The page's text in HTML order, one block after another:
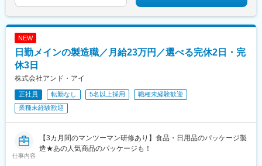
NEW
日勤メインの製造職／月給23万円／選べる完休2日・完
休3日
株式会社アンド・アイ
正社員 転勤なし 5名以上採用
職種未経験歓迎
業種未経験歓迎
仕事内容
【3カ月間のマンツーマン研修あり】食品・日用品のパッケージ製
造★あの人気商品のパッケージも！